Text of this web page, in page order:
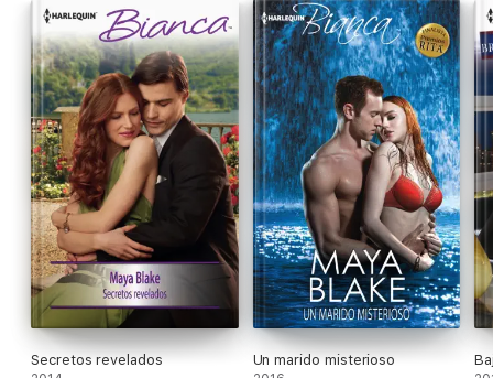
Secretos revelados Un marido misterioso